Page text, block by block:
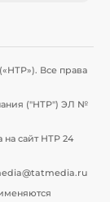
Все права
("НТР") ЭЛ №
сайт НТР 24